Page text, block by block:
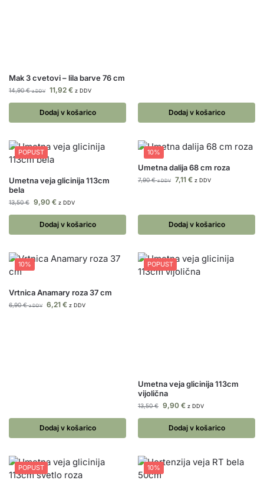
Mak 3 cvetovi – lila barve 76 cm
14,90€ z DDV 11,92 € z DDV
Dodaj v košarico Dodaj v košarico
POPUST
Umetna veja glicinija 113cm
bela
13,50€ 9,90 € z DDV
Dodaj v košarico
10%
Umetna dalija 68 cm roza
7,90€ z DDV 7,11 € z DDV
Dodaj v košarico
10%
Vrtnica Anamary roza 37 cm
6,90€ z DDV 6,21 € z DDV
Dodaj v košarico
POPUST
Umetna veja glicinija 113cm
vijolična
13,50€ 9,90 € z DDV
Dodaj v košarico
POPUST 10%